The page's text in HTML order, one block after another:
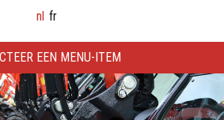
nl fr
EEN MENU-ITEM